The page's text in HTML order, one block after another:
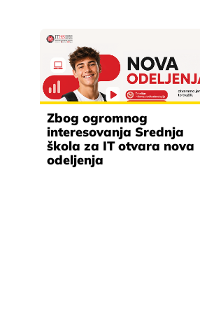
Zbog ogromnog
interesovanja Srednja
škola za IT otvara nova
odeljenja